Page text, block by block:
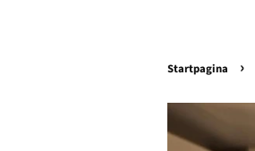
Startpagina ›